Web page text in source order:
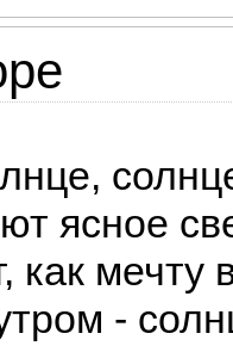
ясное
как мечту
-